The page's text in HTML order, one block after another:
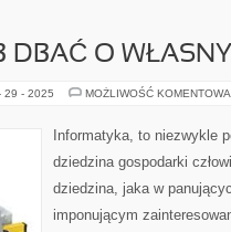
DBAĆ O
29 - 2025 MOŻLIWOŚĆ
Informatyka, to niezwykle
dziedzina gospodarki
dziedzina, jaka w
imponującym